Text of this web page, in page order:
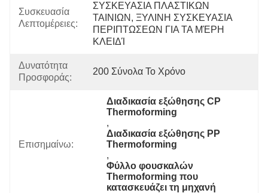
Συσκευασία
Λεπτομέρειες:
ΣΥΣΚΕΥΑΣΙΑ ΠΛΑΣΤΙΚΩΝ
ΤΑΙΝΙΩΝ, ΞΥΛΙΝΗ ΣΥΣΚΕΥΑΣΙΑ
ΠΕΡΙΠΤΩΣΕΩΝ ΓΙΑ ΤΑ ΜΈΡΗ
ΚΛΕΙΔΊ
Δυνατότητα
Προσφοράς:
200 Σύνολα Το Χρόνο
Επισημαίνω:
Διαδικασία εξώθησης CP
Thermoforming
,
Διαδικασία εξώθησης PP
Thermoforming
,
Φύλλο φουσκαλών
Thermoforming που
κατασκευάζει τη μηχανή